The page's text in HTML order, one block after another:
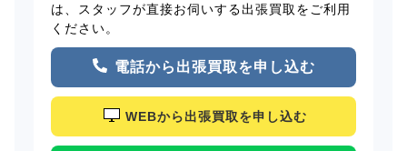
は、スタッフが直接お伺いする出張買取をご利用
ください。
電話から出張買取を申し込む
WEBから出張買取を申し込む